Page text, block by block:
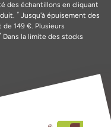
des échantillons en cliquant
* Jusqu'à épuisement des
de 149 €. Plusieurs
Dans la limite des stocks